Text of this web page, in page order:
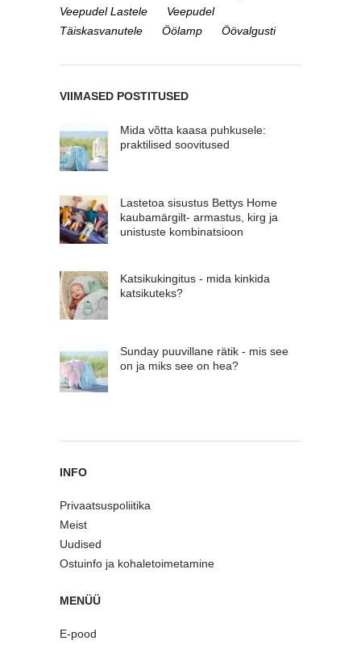
Veepudel Lastele
Veepudel
Täiskasvanutele
Öölamp Öövalgusti
VIIMASED POSTITUSED
Mida võtta kaasa puhkusele:
praktilised soovitused
Lastetoa sisustus Bettys Home
kaubamärgilt- armastus, kirg ja
unistuste kombinatsioon
Katsikukingitus - mida kinkida
katsikuteks?
Sunday puuvillane rätik - mis see
on ja miks see on hea?
INFO
Privaatsuspoliitika
Meist
Uudised
Ostuinfo ja kohaletoimetamine
MENÜÜ
E-pood